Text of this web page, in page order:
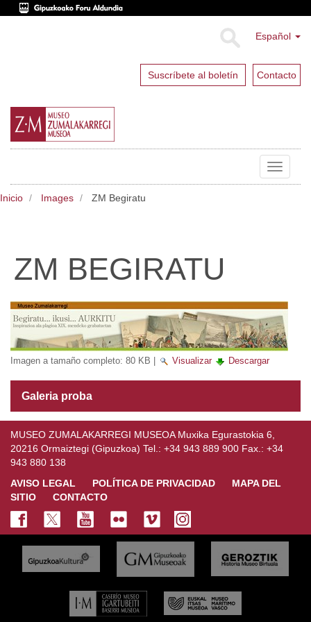
Español
Suscríbete al boletín Contacto
Toggle
Inicio Images ZM Begiratu
ZM BEGIRATU
Imagen a tamaño completo: 80 KB Visualizar Descargar
Galeria proba
MUSEO ZUMALAKARREGI MUSEOA Muxika Egurastokia 6,
20216 Ormaiztegi (Gipuzkoa) Tel.: +34 943 889 900 Fax.: +34
943 880 138
AVISO LEGAL
POLÍTICA DE PRIVACIDAD
MAPA DEL
SITIO
CONTACTO